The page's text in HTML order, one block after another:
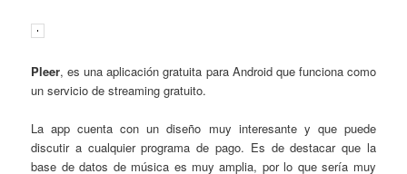
Pleer, es una aplicación gratuita para Android que funciona como
un servicio de streaming gratuito.
La app cuenta con un diseño muy interesante y que puede
discutir a cualquier programa de pago. Es de destacar que la
base de datos de música es muy amplia, por lo que sería muy